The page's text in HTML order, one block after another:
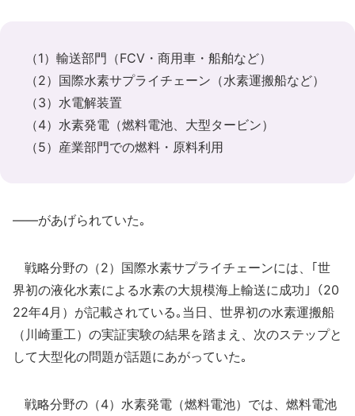
（1）輸送部門（FCV・商用車・船舶など）
（2）国際水素サプライチェーン（水素運搬船など）
（3）水電解装置
（4）水素発電（燃料電池、大型タービン）
（5）産業部門での燃料・原料利用
――があげられていた｡
戦略分野の（2）国際水素サプライチェーンには、｢世
界初の液化水素による水素の大規模海上輸送に成功｣（20
22年4月）が記載されている｡当日、世界初の水素運搬船
（川崎重工）の実証実験の結果を踏まえ、次のステップと
して大型化の問題が話題にあがっていた｡
戦略分野の（4）水素発電（燃料電池）では、燃料電池